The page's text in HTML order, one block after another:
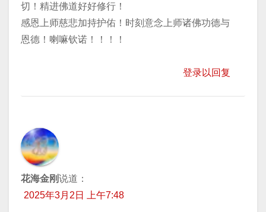
切！精进佛道好好修行！
感恩上师慈悲加持护佑！时刻意念上师诸佛功德与
恩德！喇嘛钦诺！！！！
登录以回复
花海金刚说道：
2025年3月2日 上午7:48